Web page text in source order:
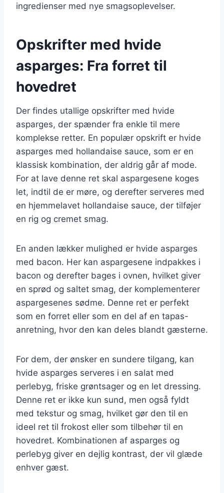
ingredienser med nye smagsoplevelser.
Opskrifter med hvide
asparges: Fra forret til
hovedret
Der findes utallige opskrifter med hvide
asparges, der spænder fra enkle til mere
komplekse retter. En populær opskrift er hvide
asparges med hollandaise sauce, som er en
klassisk kombination, der aldrig går af mode.
For at lave denne ret skal aspargesene koges
let, indtil de er møre, og derefter serveres med
en hjemmelavet hollandaise sauce, der tilføjer
en rig og cremet smag.
En anden lækker mulighed er hvide asparges
med bacon. Her kan aspargesene indpakkes i
bacon og derefter bages i ovnen, hvilket giver
en sprød og saltet smag, der komplementerer
aspargesenes sødme. Denne ret er perfekt
som en forret eller som en del af en tapas-
anretning, hvor den kan deles blandt gæsterne.
For dem, der ønsker en sundere tilgang, kan
hvide asparges serveres i en salat med
perlebyg, friske grøntsager og en let dressing.
Denne ret er ikke kun sund, men også fyldt
med tekstur og smag, hvilket gør den til en
ideel ret til frokost eller som tilbehør til en
hovedret. Kombinationen af asparges og
perlebyg giver en dejlig kontrast, der vil glæde
enhver gæst.